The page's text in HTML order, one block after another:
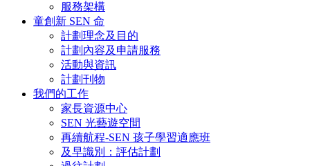
服務架構
童創新 SEN 命
計劃理念及目的
計劃內容及申請服務
活動與資訊
計劃刊物
我們的工作
家長資源中心
SEN 光藝遊空間
再續航程-SEN 孩子學習適應班
及早識別：評估計劃